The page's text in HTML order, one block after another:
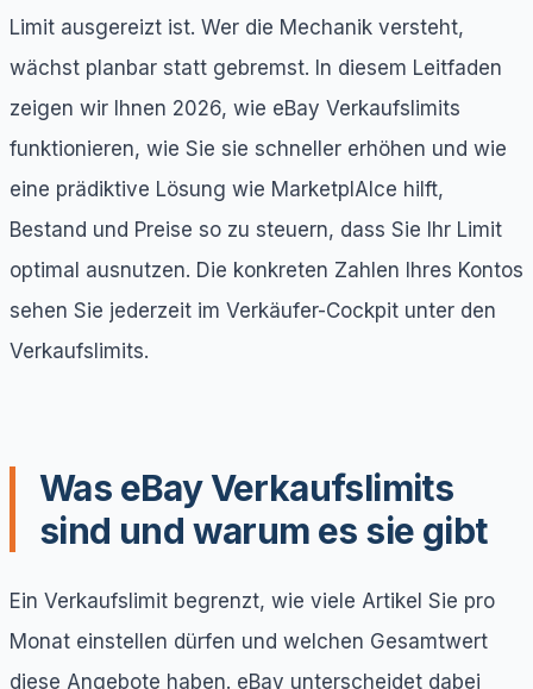
Limit ausgereizt ist. Wer die Mechanik versteht,
wächst planbar statt gebremst. In diesem Leitfaden
zeigen wir Ihnen 2026, wie eBay Verkaufslimits
funktionieren, wie Sie sie schneller erhöhen und wie
eine prädiktive Lösung wie MarketplAIce hilft,
Bestand und Preise so zu steuern, dass Sie Ihr Limit
optimal ausnutzen. Die konkreten Zahlen Ihres Kontos
sehen Sie jederzeit im Verkäufer-Cockpit unter den
Verkaufslimits.
Was eBay Verkaufslimits
sind und warum es sie gibt
Ein Verkaufslimit begrenzt, wie viele Artikel Sie pro
Monat einstellen dürfen und welchen Gesamtwert
diese Angebote haben. eBay unterscheidet dabei